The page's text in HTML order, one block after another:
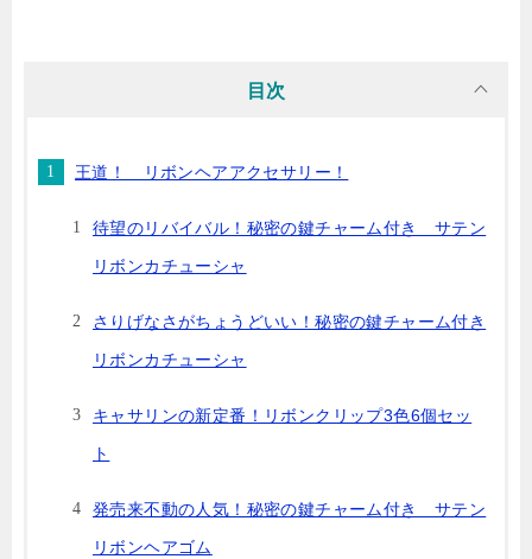
目次
王道！ リボンヘアアクセサリー！
待望のリバイバル！秘密の鍵チャーム付き サテン
リボンカチューシャ
さりげなさがちょうどいい！秘密の鍵チャーム付き
リボンカチューシャ
キャサリンの新定番！リボンクリップ3色6個セッ
ト
発売来不動の人気！秘密の鍵チャーム付き サテン
リボンヘアゴム